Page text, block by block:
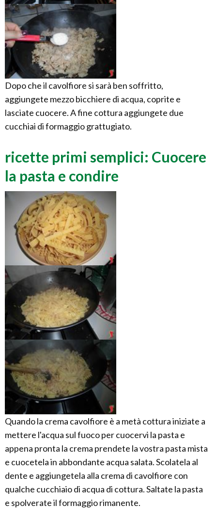
Dopo che il cavolfiore si sarà ben soffritto,
aggiungete mezzo bicchiere di acqua, coprite e
lasciate cuocere. A fine cottura aggiungete due
cucchiai di formaggio grattugiato.
ricette primi semplici: Cuocere
la pasta e condire
Quando la crema cavolfiore è a metà cottura iniziate a
mettere l'acqua sul fuoco per cuocervi la pasta e
appena pronta la crema prendete la vostra pasta mista
e cuocetela in abbondante acqua salata. Scolatela al
dente e aggiungetela alla crema di cavolfiore con
qualche cucchiaio di acqua di cottura. Saltate la pasta
e spolverate il formaggio rimanente.